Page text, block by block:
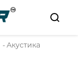
-Акустика